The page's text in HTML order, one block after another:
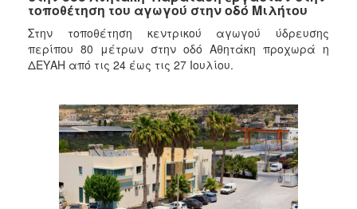
ΗΡΑΚΛΕΙΟ
τοποθέτηση του αγωγού στην οδό Μιλήτου
Στην τοποθέτηση κεντρικού αγωγού ύδρευσης
περίπου 80 μέτρων στην οδό Αθητάκη προχωρά η
ΔΕΥΑΗ από τις 24 έως τις 27 Ιουλίου.